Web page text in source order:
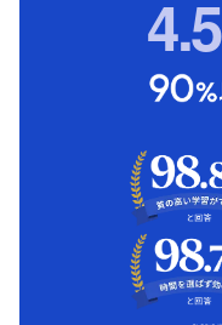
4.5